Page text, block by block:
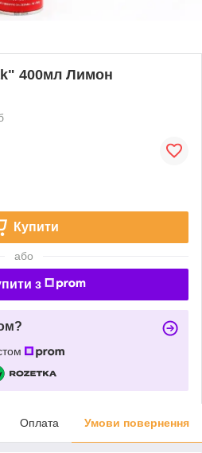
400мл Лимон
Купити
або
з
Оплата Умови повернення